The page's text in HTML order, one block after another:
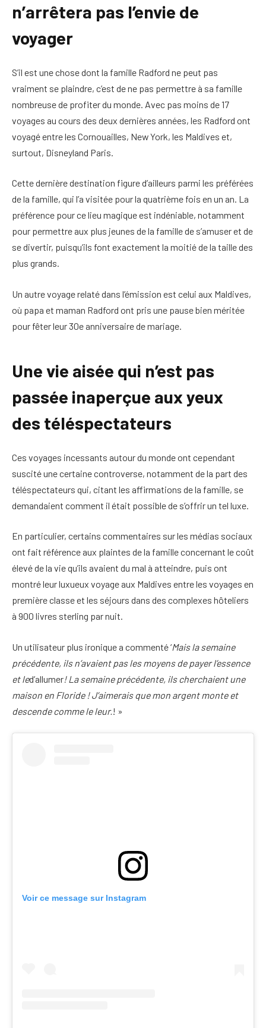
n’arrêtera pas l’envie de
voyager
S’il est une chose dont la famille Radford ne peut pas
vraiment se plaindre, c’est de ne pas permettre à sa famille
nombreuse de profiter du monde. Avec pas moins de 17
voyages au cours des deux dernières années, les Radford ont
voyagé entre les Cornouailles, New York, les Maldives et,
surtout, Disneyland Paris.
Cette dernière destination figure d’ailleurs parmi les préférées
de la famille, qui l’a visitée pour la quatrième fois en un an. La
préférence pour ce lieu magique est indéniable, notamment
pour permettre aux plus jeunes de la famille de s’amuser et de
se divertir, puisqu’ils font exactement la moitié de la taille des
plus grands.
Un autre voyage relaté dans l’émission est celui aux Maldives,
où papa et maman Radford ont pris une pause bien méritée
pour fêter leur 30e anniversaire de mariage.
Une vie aisée qui n’est pas
passée inaperçue aux yeux
des téléspectateurs
Ces voyages incessants autour du monde ont cependant
suscité une certaine controverse, notamment de la part des
téléspectateurs qui, citant les affirmations de la famille, se
demandaient comment il était possible de s’offrir un tel luxe.
En particulier, certains commentaires sur les médias sociaux
ont fait référence aux plaintes de la famille concernant le coût
élevé de la vie qu’ils avaient du mal à atteindre, puis ont
montré leur luxueux voyage aux Maldives entre les voyages en
première classe et les séjours dans des complexes hôteliers
à 900 livres sterling par nuit.
Un utilisateur plus ironique a commenté ‘Mais la semaine
précédente, ils n’avaient pas les moyens de payer l’essence
et led’allumer! La semaine précédente, ils cherchaient une
maison en Floride ! J’aimerais que mon argent monte et
descende comme le leur.! »
Voir ce message sur Instagram